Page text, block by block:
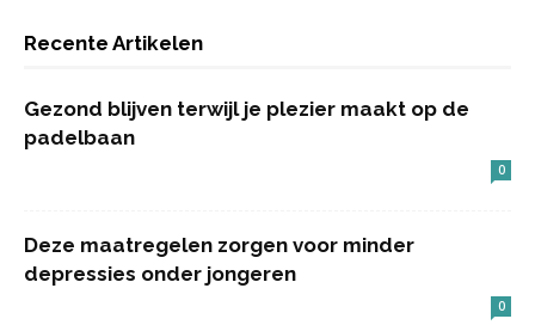
Recente Artikelen
Gezond blijven terwijl je plezier maakt op de
padelbaan
0
Deze maatregelen zorgen voor minder
depressies onder jongeren
0